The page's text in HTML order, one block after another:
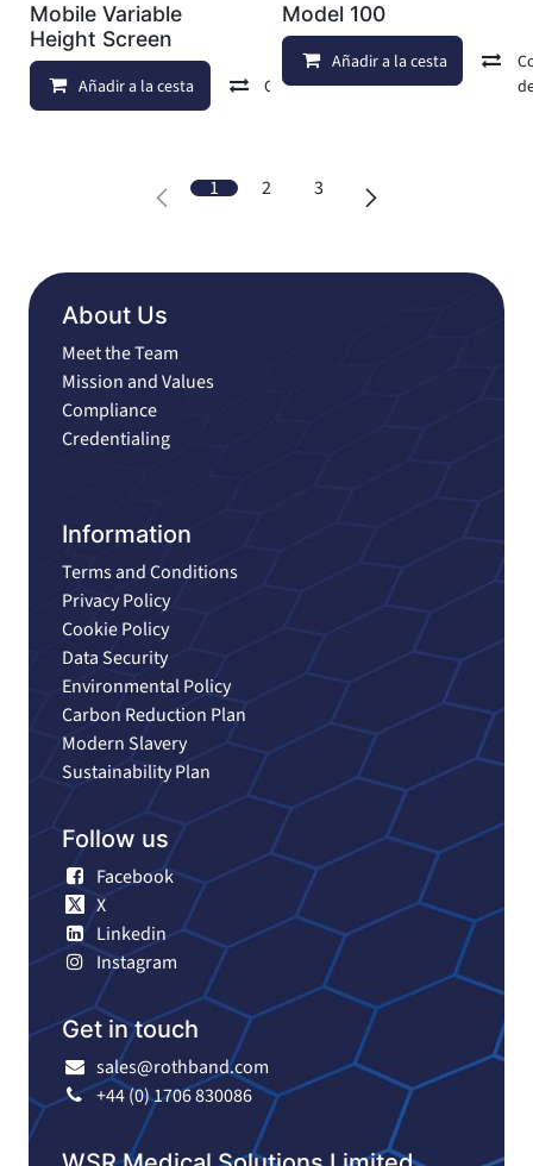
Mobile Variable
Height Screen
Añadir a la cesta Comparar Añadir a lista de
Model 100
Añadir a la cesta
1 2 3
About Us
Meet the Team
Mission and Values
Compliance
Credentialing
Information
Terms and Conditions
Privacy Policy
Cookie Policy
Data Security
Environmental Policy
Carbon Reduction Plan
Modern Slavery
Sustainability Plan
Follow us
Facebook
X
Linkedin
Instagram
Get in touch
sales@rothband.com
+44 (0) 1706 830086